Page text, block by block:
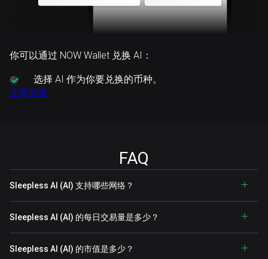
你可以通过 NOW Wallet 兑换 AI：
选择 AI 作为你要兑换的币种。
立即兑换
FAQ
Sleepless AI (AI) 支持哪些网络？
Sleepless AI (AI) 的每日交易量是多少？
Sleepless AI (AI) 的市值是多少？